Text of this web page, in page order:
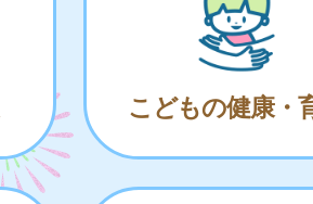
こどもの健康・